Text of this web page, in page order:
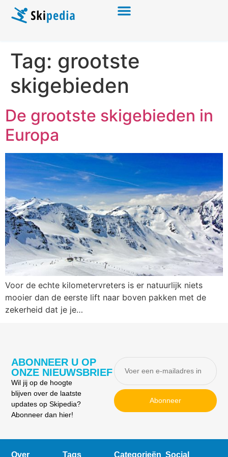
Tag: grootste
skigebieden
De grootste skigebieden in
Europa
Voor de echte kilometervreters is er natuurlijk niets
mooier dan de eerste lift naar boven pakken met de
zekerheid dat je je…
ABONNEER U OP
ONZE NIEUWSBRIEF
Wil jij op de hoogte
blijven over de laatste
updates op Skipedia?
Abonneer dan hier!
Abonneer
Over Tags Categorieën Social